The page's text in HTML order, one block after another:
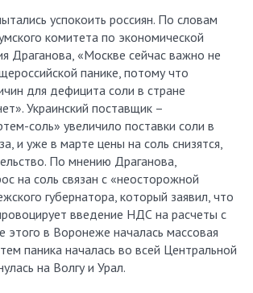
успокоить россиян. По словам
комитета по экономической
Драганова, «Москве сейчас важно не
панике, потому что
для дефицита соли в стране
Украинский поставщик –
соль» увеличило поставки соли в
и уже в марте цены на соль снизятся,
По мнению Драганова,
на соль связан с «неосторожной
губернатора, который заявил, что
введение НДС на расчеты с
этого в Воронеже началась массовая
паника началась во всей Центральной
на Волгу и Урал.